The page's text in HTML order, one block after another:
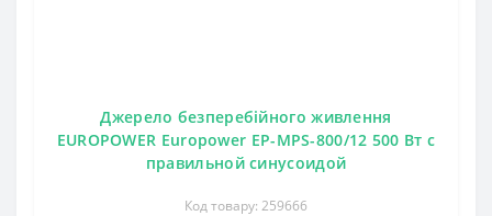
Джерело безперебійного живлення
EUROPOWER Europower EP-MPS-800/12 500 Вт с
правильной синусоидой
Код товару: 259666